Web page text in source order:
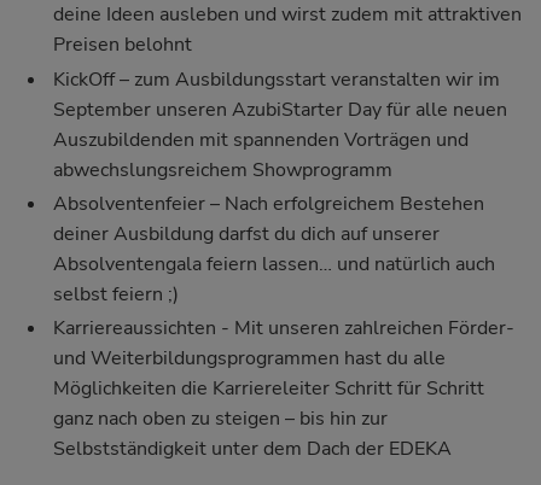
deine Ideen ausleben und wirst zudem mit attraktiven
Preisen belohnt
KickOff – zum Ausbildungsstart veranstalten wir im
September unseren AzubiStarter Day für alle neuen
Auszubildenden mit spannenden Vorträgen und
abwechslungsreichem Showprogramm
Absolventenfeier – Nach erfolgreichem Bestehen
deiner Ausbildung darfst du dich auf unserer
Absolventengala feiern lassen… und natürlich auch
selbst feiern ;)
Karriereaussichten - Mit unseren zahlreichen Förder-
und Weiterbildungsprogrammen hast du alle
Möglichkeiten die Karriereleiter Schritt für Schritt
ganz nach oben zu steigen – bis hin zur
Selbstständigkeit unter dem Dach der EDEKA